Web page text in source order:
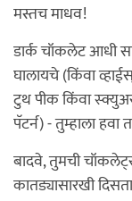
मस्तच माधव!
डार्क चॉकलेट आधी
घालायचे (किंवा
टुथ पीक किंवा
पॅटर्न) - तुम्हाला
बादवे, तुमची
कातड्यासारखी